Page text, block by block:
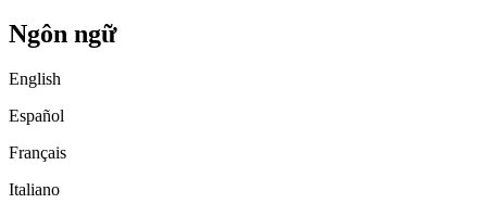
Ngôn ngữ
English
Español
Français
Italiano